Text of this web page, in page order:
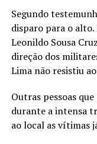
Segundo
disparo para o
Leonildo Sousa
direção dos
Lima não resistiu
Outras pessoas
durante a intensa
ao local as vítimas